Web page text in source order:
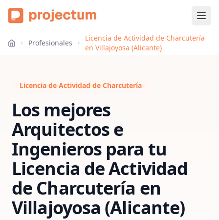
Profesionales
Licencia de Actividad de Charcutería
en Villajoyosa (Alicante)
Licencia de Actividad de Charcutería
Los mejores
Arquitectos e
Ingenieros para tu
Licencia de Actividad
de Charcutería en
Villajoyosa (Alicante)